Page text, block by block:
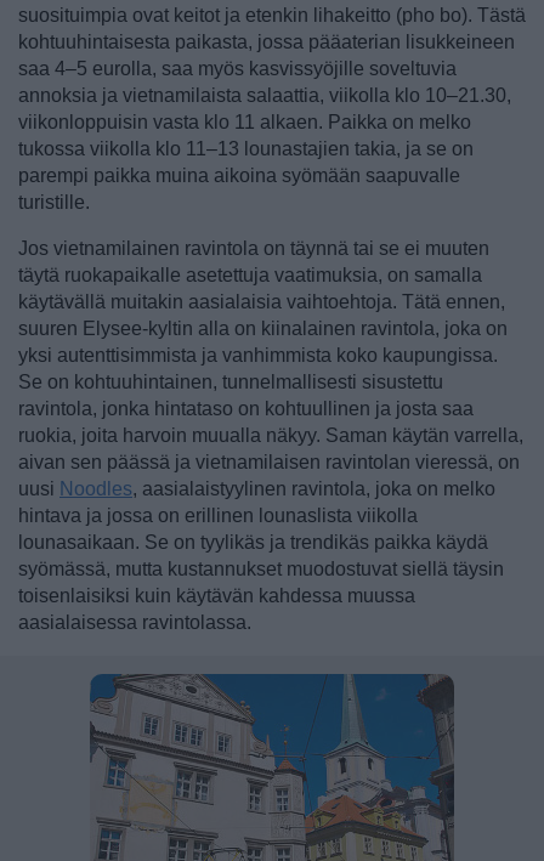
suosituimpia ovat keitot ja etenkin lihakeitto (pho bo). Tästä
kohtuuhintaisesta paikasta, jossa pääaterian lisukkeineen
saa 4–5 eurolla, saa myös kasvissyöjille soveltuvia
annoksia ja vietnamilaista salaattia, viikolla klo 10–21.30,
viikonloppuisin vasta klo 11 alkaen. Paikka on melko
tukossa viikolla klo 11–13 lounastajien takia, ja se on
parempi paikka muina aikoina syömään saapuvalle
turistille.
Jos vietnamilainen ravintola on täynnä tai se ei muuten
täytä ruokapaikalle asetettuja vaatimuksia, on samalla
käytävällä muitakin aasialaisia vaihtoehtoja. Tätä ennen,
suuren Elysee-kyltin alla on kiinalainen ravintola, joka on
yksi autenttisimmista ja vanhimmista koko kaupungissa.
Se on kohtuuhintainen, tunnelmallisesti sisustettu
ravintola, jonka hintataso on kohtuullinen ja josta saa
ruokia, joita harvoin muualla näkyy. Saman käytän varrella,
aivan sen päässä ja vietnamilaisen ravintolan vieressä, on
uusi Noodles, aasialaistyylinen ravintola, joka on melko
hintava ja jossa on erillinen lounaslista viikolla
lounasaikaan. Se on tyylikäs ja trendikäs paikka käydä
syömässä, mutta kustannukset muodostuvat siellä täysin
toisenlaisiksi kuin käytävän kahdessa muussa
aasialaisessa ravintolassa.